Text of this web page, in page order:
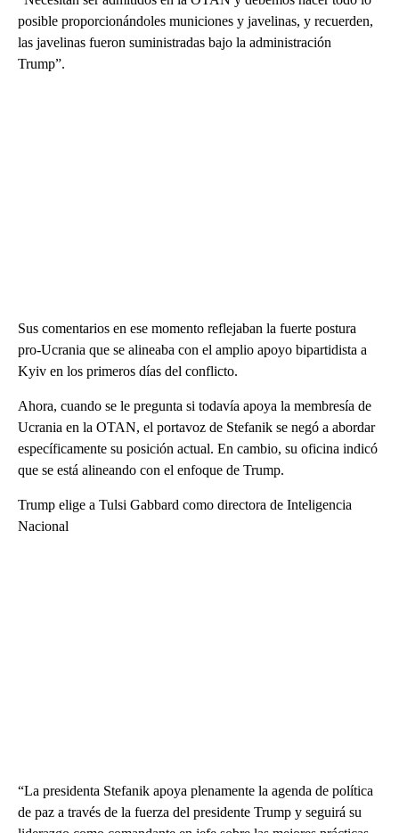
posible proporcionándoles municiones y javelinas, y recuerden,
las javelinas fueron suministradas bajo la administración
Trump”.
Sus comentarios en ese momento reflejaban la fuerte postura
pro-Ucrania que se alineaba con el amplio apoyo bipartidista a
Kyiv en los primeros días del conflicto.
Ahora, cuando se le pregunta si todavía apoya la membresía de
Ucrania en la OTAN, el portavoz de Stefanik se negó a abordar
específicamente su posición actual. En cambio, su oficina indicó
que se está alineando con el enfoque de Trump.
Trump elige a Tulsi Gabbard como directora de Inteligencia
Nacional
“La presidenta Stefanik apoya plenamente la agenda de política
de paz a través de la fuerza del presidente Trump y seguirá su